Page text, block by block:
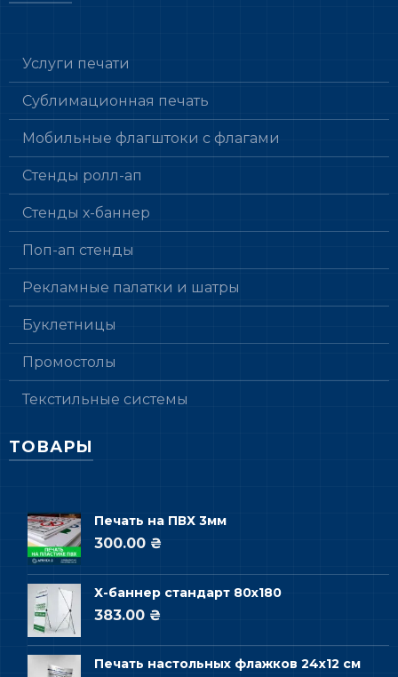
Услуги печати
Сублимационная печать
Мобильные флагштоки с флагами
Стенды ролл-ап
Стенды х-баннер
Поп-ап стенды
Рекламные палатки и шатры
Буклетницы
Промостолы
Текстильные системы
ТОВАРЫ
Печать на ПВХ 3мм
300.00 ₴
Х-баннер стандарт 80х180
383.00 ₴
Печать настольных флажков 24х12 см